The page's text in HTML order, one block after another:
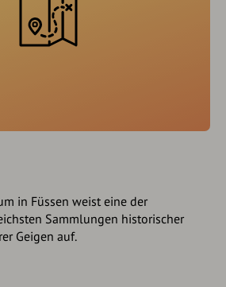
in Füssen weist eine der
Sammlungen historischer
Geigen auf.